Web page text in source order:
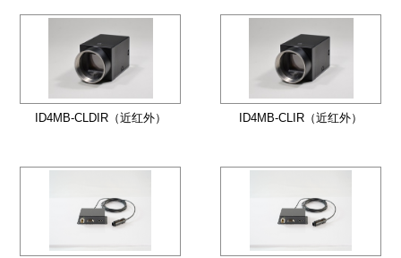
ID4MB-CLDIR（近红外） ID4MB-CLIR（近红外）